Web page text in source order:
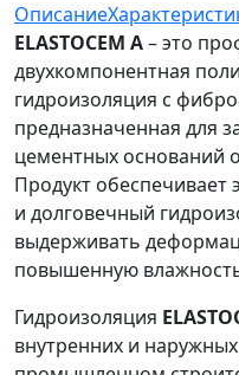
Описание
ELASTOCEM A– это
двухкомпонентная
гидроизоляция с
предназначенная для
цементных оснований
Продукт
и долговечный
выдерживать
повышенную
Гидроизоляция
внутренних и